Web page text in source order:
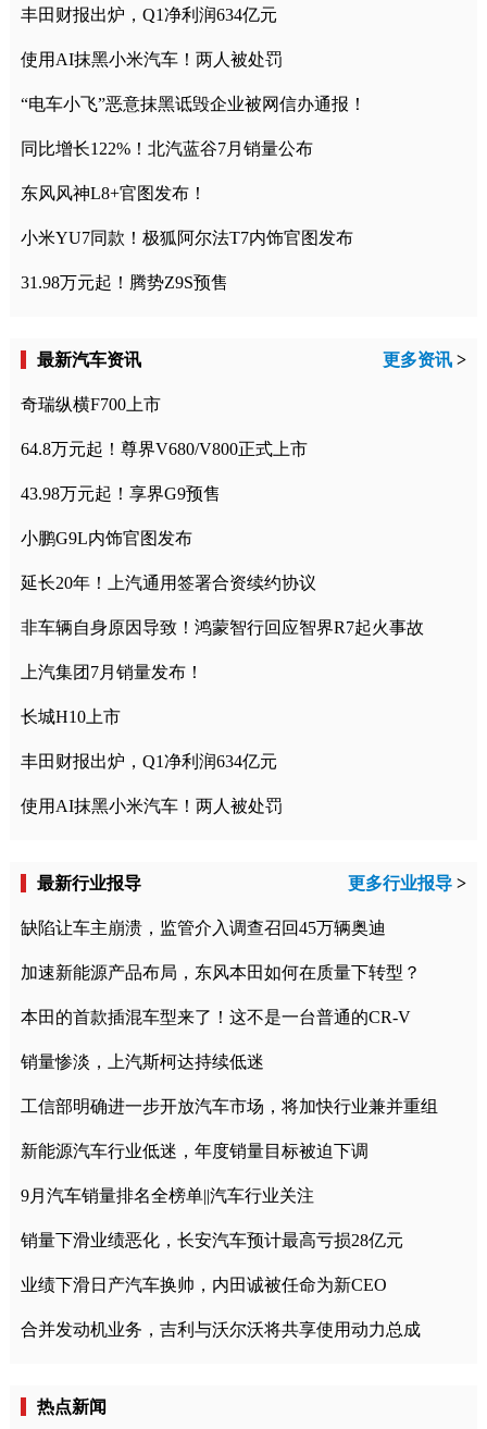
丰田财报出炉，Q1净利润634亿元
使用AI抹黑小米汽车！两人被处罚
“电车小飞”恶意抹黑诋毁企业被网信办通报！
同比增长122%！北汽蓝谷7月销量公布
东风风神L8+官图发布！
小米YU7同款！极狐阿尔法T7内饰官图发布
31.98万元起！腾势Z9S预售
最新汽车资讯 更多资讯 >
奇瑞纵横F700上市
64.8万元起！尊界V680/V800正式上市
43.98万元起！享界G9预售
小鹏G9L内饰官图发布
延长20年！上汽通用签署合资续约协议
非车辆自身原因导致！鸿蒙智行回应智界R7起火事故
上汽集团7月销量发布！
长城H10上市
丰田财报出炉，Q1净利润634亿元
使用AI抹黑小米汽车！两人被处罚
最新行业报导 更多行业报导 >
缺陷让车主崩溃，监管介入调查召回45万辆奥迪
加速新能源产品布局，东风本田如何在质量下转型？
本田的首款插混车型来了！这不是一台普通的CR-V
销量惨淡，上汽斯柯达持续低迷
工信部明确进一步开放汽车市场，将加快行业兼并重组
新能源汽车行业低迷，年度销量目标被迫下调
9月汽车销量排名全榜单||汽车行业关注
销量下滑业绩恶化，长安汽车预计最高亏损28亿元
业绩下滑日产汽车换帅，内田诚被任命为新CEO
合并发动机业务，吉利与沃尔沃将共享使用动力总成
热点新闻